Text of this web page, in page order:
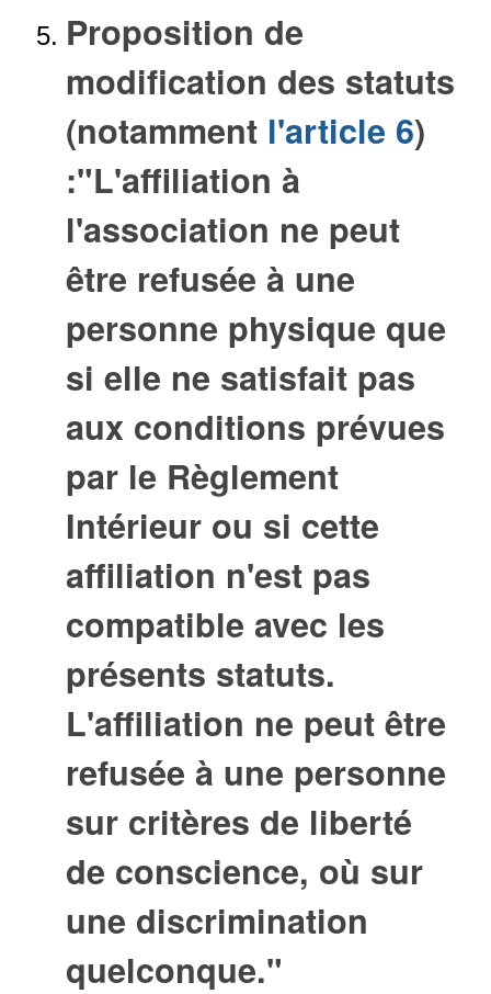
Proposition de
modification des statuts
(notamment l'article 6)
:"L'affiliation à
l'association ne peut
être refusée à une
personne physique que
si elle ne satisfait pas
aux conditions prévues
par le Règlement
Intérieur ou si cette
affiliation n'est pas
compatible avec les
présents statuts.
L'affiliation ne peut être
refusée à une personne
sur critères de liberté
de conscience, où sur
une discrimination
quelconque."